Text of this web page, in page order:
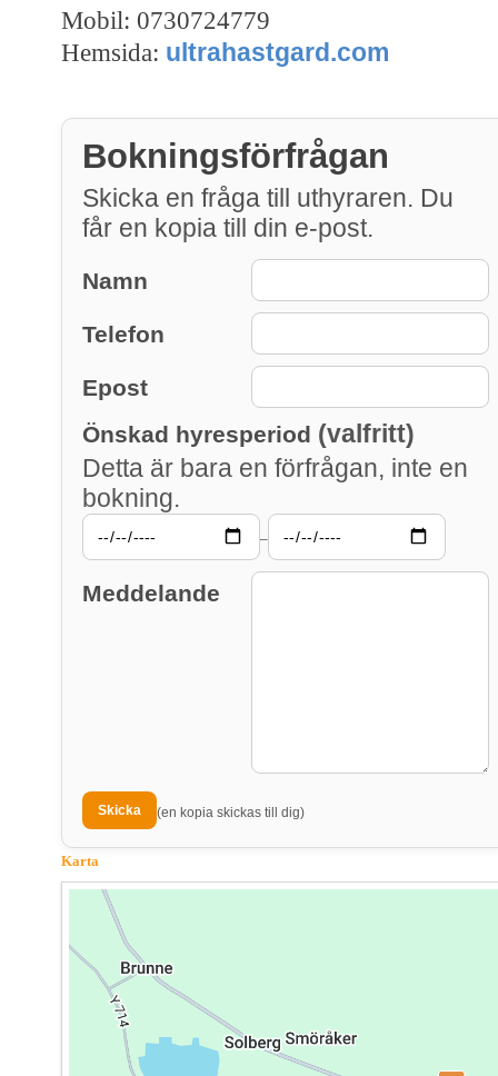
Mobil: 0730724779
Hemsida: ultrahastgard.com
Bokningsförfrågan
Skicka en fråga till uthyraren. Du
får en kopia till din e-post.
Namn
Telefon
Epost
Önskad hyresperiod (valfritt)
Detta är bara en förfrågan, inte en
bokning.
–
Meddelande
(en kopia skickas till dig)
Karta